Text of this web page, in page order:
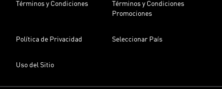
Términos y Condiciones
Términos y Condiciones
Promociones
Política de Privacidad Seleccionar País
Uso del Sitio